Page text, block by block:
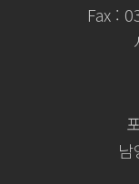
Fax :